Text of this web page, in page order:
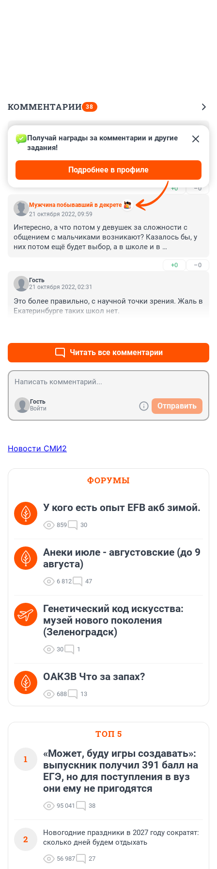
КОММЕНТАРИИ 38
21 октября 2022, 10:55
Сегрегацию вернули. Что на очереди, телесные
наказания? Страна повернула и движется в прошлое.
Так весь мир и догоним.
+0 –0
Мужчина побывавший в декрете
Получай награды за комментарии и другие
задания!
Подробнее в профиле
21 октября 2022, 09:59
Интересно, а что потом у девушек за сложности с
общением с мальчиками возникают? Казалось бы, у
них потом ещё будет выбор, а в школе и в
начинается - а это ведь тоже плохо.
+0 –0
Гость
21 октября 2022, 02:31
Это более правильно, с научной точки зрения. Жаль в
Екатеринбурге таких школ нет.
Читать все комментарии
Гость
Войти
Отправить
Новости СМИ2
ФОРУМЫ
У кого есть опыт EFB акб зимой.
859 30
Анеки июле - августовские (до 9
августа)
6 812 47
Генетический код искусства:
музей нового поколения
(Зеленоградск)
30 1
ОАКЗВ Что за запах?
688 13
ТОП 5
1
«Может, буду игры создавать»:
выпускник получил 391 балл на
ЕГЭ, но для поступления в вуз
они ему не пригодятся
95 041 38
2
Новогодние праздники в 2027 году сократят:
сколько дней будем отдыхать
56 987 27